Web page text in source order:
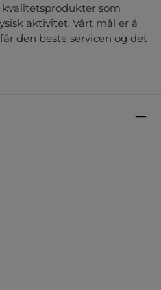
som
aktivitet. Vårt mål er å
den beste servicen og det